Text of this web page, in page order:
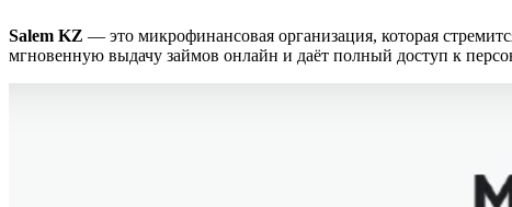
Salem KZ — это микрофинансовая организация, которая
мгновенную выдачу займов онлайн и даёт полный доступ к